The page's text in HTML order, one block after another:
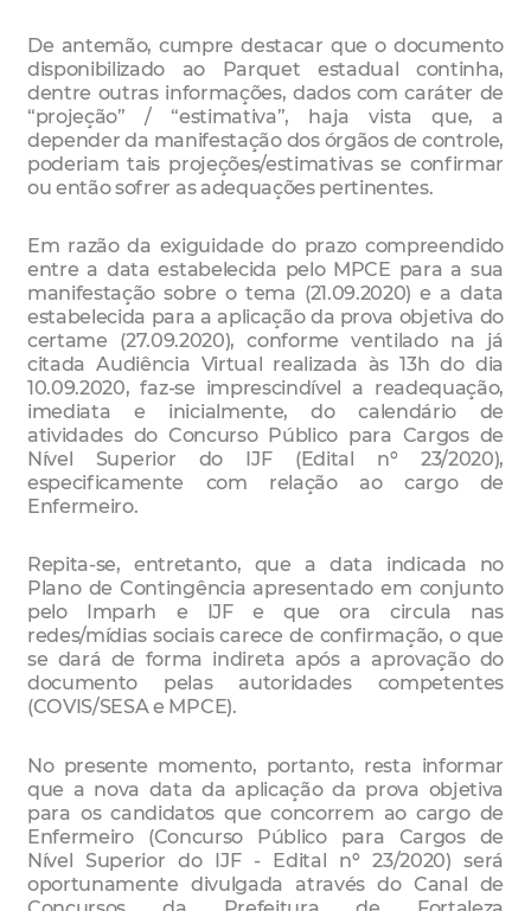
De antemão, cumpre destacar que o documento
disponibilizado ao Parquet estadual continha,
dentre outras informações, dados com caráter de
“projeção” / “estimativa”, haja vista que, a
depender da manifestação dos órgãos de controle,
poderiam tais projeções/estimativas se confirmar
ou então sofrer as adequações pertinentes.
Em razão da exiguidade do prazo compreendido
entre a data estabelecida pelo MPCE para a sua
manifestação sobre o tema (21.09.2020) e a data
estabelecida para a aplicação da prova objetiva do
certame (27.09.2020), conforme ventilado na já
citada Audiência Virtual realizada às 13h do dia
10.09.2020, faz-se imprescindível a readequação,
imediata e inicialmente, do calendário de
atividades do Concurso Público para Cargos de
Nível Superior do IJF (Edital nº 23/2020),
especificamente com relação ao cargo de
Enfermeiro.
Repita-se, entretanto, que a data indicada no
Plano de Contingência apresentado em conjunto
pelo Imparh e IJF e que ora circula nas
redes/mídias sociais carece de confirmação, o que
se dará de forma indireta após a aprovação do
documento pelas autoridades competentes
(COVIS/SESA e MPCE).
No presente momento, portanto, resta informar
que a nova data da aplicação da prova objetiva
para os candidatos que concorrem ao cargo de
Enfermeiro (Concurso Público para Cargos de
Nível Superior do IJF - Edital nº 23/2020) será
oportunamente divulgada através do Canal de